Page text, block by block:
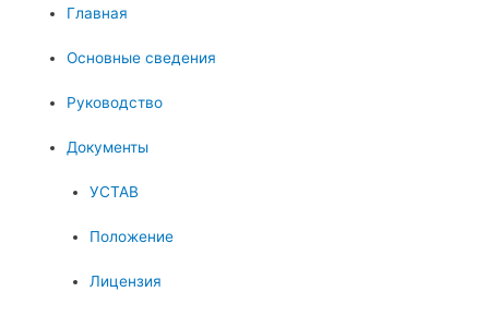
Главная
Основные сведения
Руководство
Документы
УСТАВ
Положение
Лицензия